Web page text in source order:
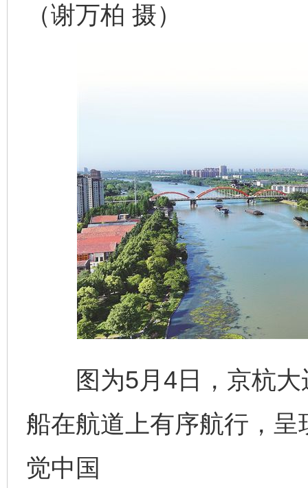
（谢万柏 摄）
图为5月4日，京杭大
船在航道上有序航行，
觉中国